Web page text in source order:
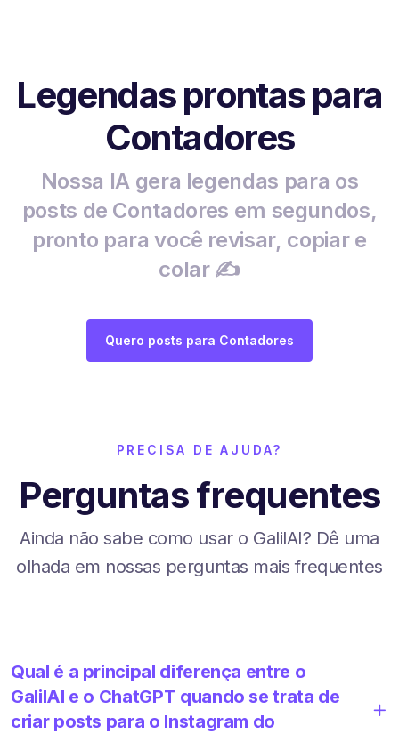
Legendas prontas para
Contadores
Nossa IA gera legendas para os
posts de Contadores em segundos,
pronto para você revisar, copiar e
colar ✍️
Quero posts para Contadores
PRECISA DE AJUDA?
Perguntas frequentes
Ainda não sabe como usar o GalilAI? Dê uma
olhada em nossas perguntas mais frequentes
Qual é a principal diferença entre o
GalilAI e o ChatGPT quando se trata de
criar posts para o Instagram do